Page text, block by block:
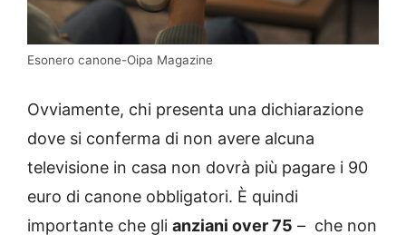
Esonero canone-Oipa Magazine
Ovviamente, chi presenta una dichiarazione
dove si conferma di non avere alcuna
televisione in casa non dovrà più pagare i 90
euro di canone obbligatori. È quindi
importante che gli anziani over 75 – che non